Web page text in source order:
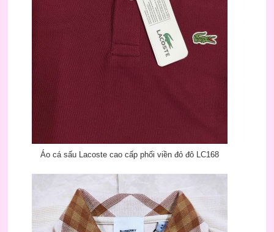
Áo cá sấu Lacoste cao cấp phối viền đỏ đô LC168